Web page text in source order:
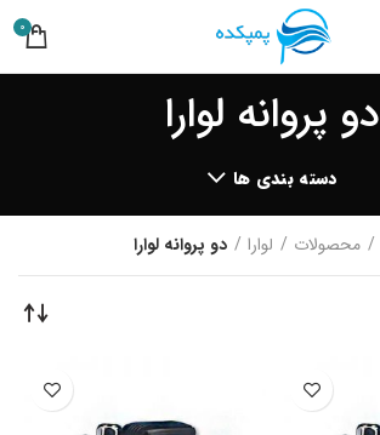
0
دو پروانه لوارا
دسته بندی ها
محصولات لوارا دو پروانه لوارا